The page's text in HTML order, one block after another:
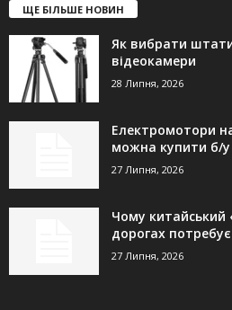
ЩЕ БІЛЬШЕ НОВИН
Як вибрати
відеокамери
28 Липня, 2026
Електромотори
можна купити б/у
27 Липня, 2026
Чому китайський
дорогах
27 Липня, 2026